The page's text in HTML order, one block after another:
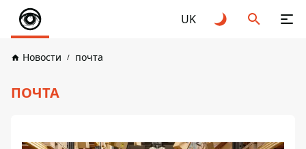
UK
Новости почта
ПОЧТА